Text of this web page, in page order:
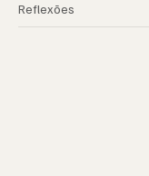
Reflexões